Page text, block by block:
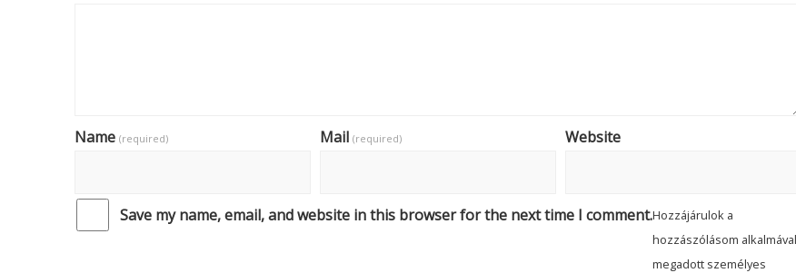
Name (required) Mail (required) Website
Save my name, email, and website in this browser for the next time I comment.Hozzájárulok a
hozzászólásom alkalmával
megadott személyes